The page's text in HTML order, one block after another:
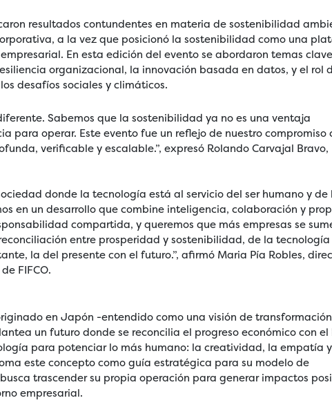
resultados contundentes en materia de sostenibilidad
a la vez que posicionó la sostenibilidad como una
En esta edición del evento se abordaron temas
organizacional, la innovación basada en datos, y el rol
desafíos sociales y climáticos.
Sabemos que la sostenibilidad ya no es una ventaja
para operar. Este evento fue un reflejo de nuestro compromiso
verificable y escalable.”, expresó Rolando Carvajal Bravo,
donde la tecnología está al servicio del ser humano y de
en un desarrollo que combine inteligencia, colaboración y
compartida, y queremos que más empresas se
entre prosperidad y sostenibilidad, de la tecnología
la del presente con el futuro.”, afirmó Maria Pía Robles,
FIFCO.
en Japón -entendido como una visión de
un futuro donde se reconcilia el progreso económico con
para potenciar lo más humano: la creatividad, la empatía
este concepto como guía estratégica para su modelo de
trascender su propia operación para generar impactos
empresarial.